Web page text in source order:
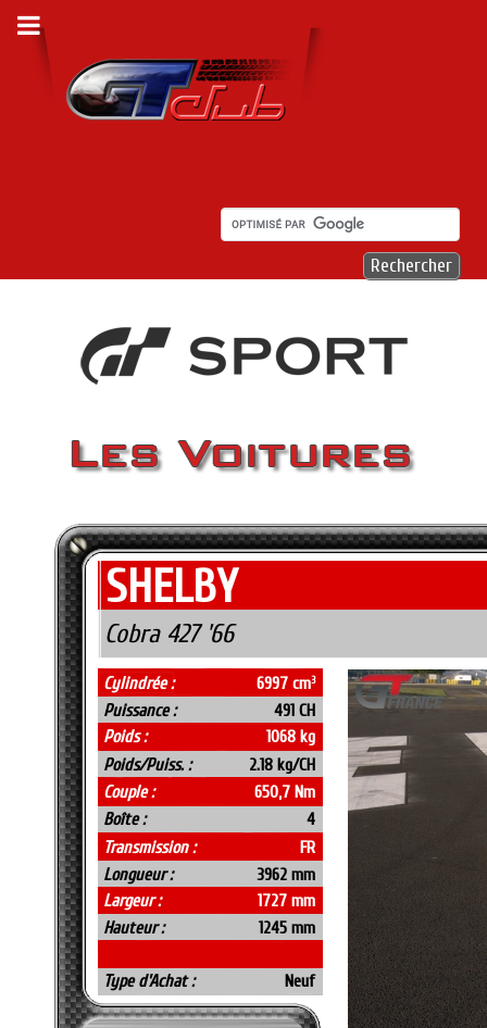
SHELBY
Cobra 427 '66
Cylindrée : 6997 cm3
Puissance :
491 CH
Poids :
1068 kg
Poids/Puiss. :
2.18 kg/CH
Couple :
650,7 Nm
Boîte :
4
Transmission :
FR
Longueur :
3962 mm
Largeur :
1727 mm
Hauteur :
1245 mm
Type d'Achat : Neuf